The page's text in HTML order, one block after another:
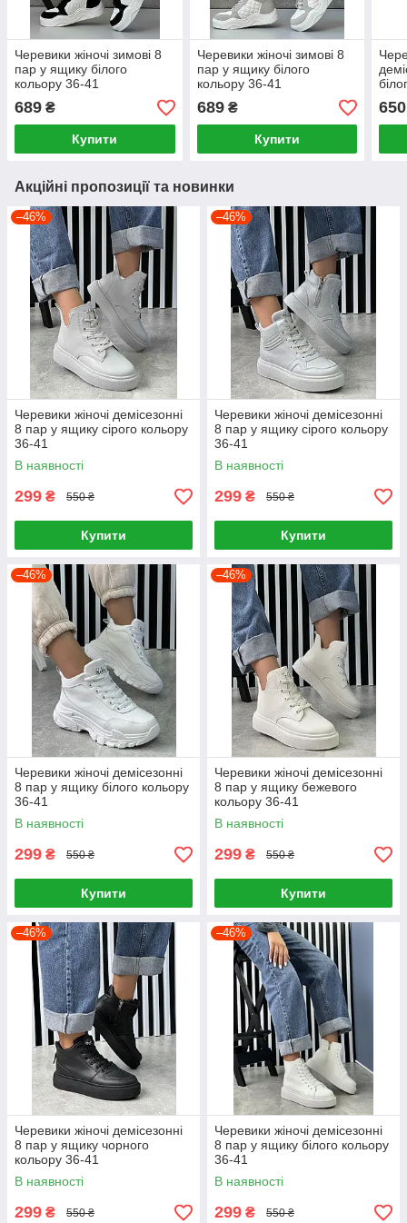
Черевики жіночі зимові 8
пар у ящику білого
кольору 36-41
689 ₴
Купити
Черевики жіночі зимові 8
пар у ящику білого
кольору 36-41
689₴
Купити
650
Акційні пропозиції та новинки
–46%
Черевики жіночі демісезонні
8 пар у ящику сірого кольору
36-41
В наявності
299 ₴ 550 ₴
Купити
–46%
Черевики жіночі демісезонні
8 пар у ящику сірого кольору
36-41
В наявності
299 ₴ 550 ₴
Купити
–46%
Черевики жіночі демісезонні
8 пар у ящику білого кольору
36-41
В наявності
299 ₴ 550 ₴
Купити
–46%
Черевики жіночі демісезонні
8 пар у ящику бежевого
кольору 36-41
В наявності
299 ₴ 550 ₴
Купити
–46%
Черевики жіночі демісезонні
8 пар у ящику чорного
кольору 36-41
В наявності
299 ₴ 550 ₴
–46%
Черевики жіночі демісезонні
8 пар у ящику білого кольору
36-41
В наявності
299 ₴ 550 ₴